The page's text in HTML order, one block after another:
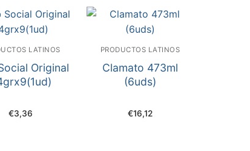
LATINOS
Original
€3,36
PRODUCTOS LATINOS
Clamato 473ml
(6uds)
€16,12